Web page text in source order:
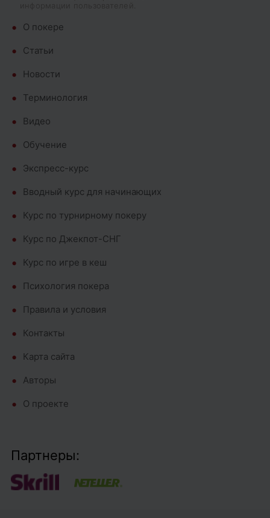
О покере
Cтатьи
Новости
Терминология
Видео
Обучение
Экспресс-курс
Вводный курс для начинающих
Курс по турнирному покеру
Курс по Джекпот-СНГ
Курс по игре в кеш
Психология покера
Правила и условия
Контакты
Карта сайта
Авторы
О проекте
Партнеры: